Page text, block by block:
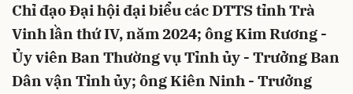
Chỉ đạo Đại hội đại biểu các DTTS tỉnh Trà
Vinh lần thứ IV, năm 2024; ông Kim Rương -
Ủy viên Ban Thường vụ Tỉnh ủy - Trưởng Ban
Dân vận Tỉnh ủy; ông Kiên Ninh - Trưởng